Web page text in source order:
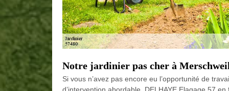
Notre jardinier pas cher à
Si vous n’avez pas encore eu l’opportunité de
d’intervention abordable, DELHAYE Elagage 57